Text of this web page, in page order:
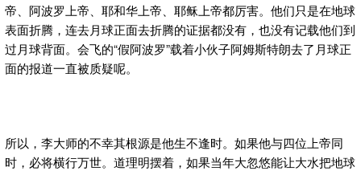
帝、阿波罗上帝、耶和华上帝、耶稣上帝都厉害。他们只是在地球
表面折腾，连去月球正面去折腾的证据都没有，也没有记载他们到
过月球背面。会飞的“假阿波罗”载着小伙子阿姆斯特朗去了月球正
面的报道一直被质疑呢。
所以，李大师的不幸其根源是他生不逢时。如果他与四位上帝同
时，必将横行万世。道理明摆着，如果当年大忽悠能让大水把地球